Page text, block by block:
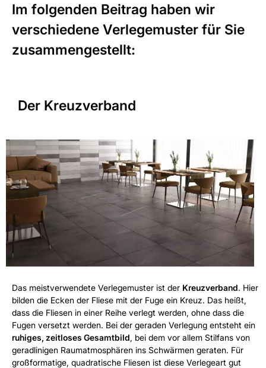
Im folgenden Beitrag haben wir
verschiedene Verlegemuster für Sie
zusammengestellt:
Der Kreuzverband
Das meistverwendete Verlegemuster ist der Kreuzverband. Hier
bilden die Ecken der Fliese mit der Fuge ein Kreuz. Das heißt,
dass die Fliesen in einer Reihe verlegt werden, ohne dass die
Fugen versetzt werden. Bei der geraden Verlegung entsteht ein
ruhiges, zeitloses Gesamtbild, bei dem vor allem Stilfans von
geradlinigen Raumatmosphären ins Schwärmen geraten. Für
großformatige, quadratische Fliesen ist diese Verlegeart gut